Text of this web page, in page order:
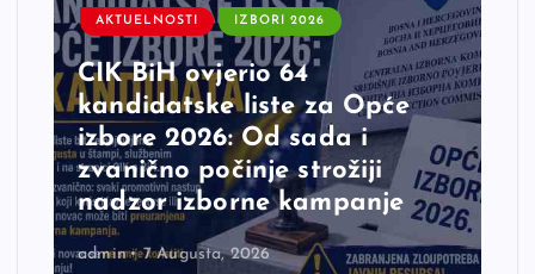
AKTUELNOSTI IZBORI 2026
CIK BiH ovjerio 64
kandidatske liste za Opće
izbore 2026: Od sada i
zvanično počinje strožiji
nadzor izborne kampanje
admin 7 Augusta, 2026